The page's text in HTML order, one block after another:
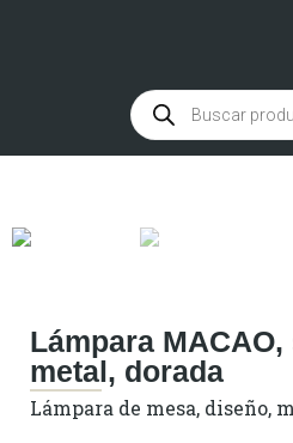
Lámpara
metal, dorada
Lámpara de mesa, diseño,